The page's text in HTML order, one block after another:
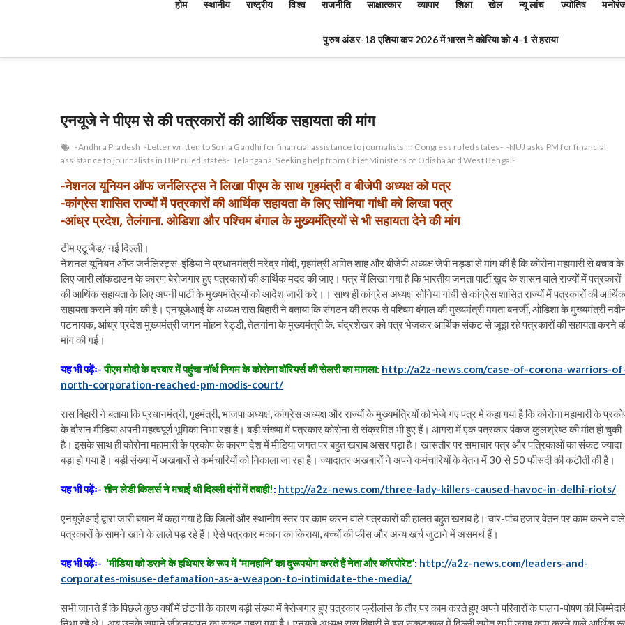
होम स्थानीय राष्ट्रीय विश्व राजनीति साक्षात्कार व्यापार शिक्षा खेल न्यू लांच ज्योतिष
पुरुष अंडर-18 एशिया कप 2026 में भारत ने कोरिया को 4-1 से हराया
एनयूजे ने पीएम से की पत्रकारों की आर्थिक सहायता की मांग
-Andhra Pradesh -Letter written to Sonia Gandhi for financial assistance to journalists in Congress ruled states- -NUJ asks PM for financial
assistance to journalists in BJP ruled states- Telangana. Seeking help from Chief Ministers of Odisha and West Bengal-
-नेशनल यूनियन ऑफ जर्नलिस्ट्स ने लिखा पीएम के साथ गृहमंत्री व बीजेपी अध्यक्ष को पत्र
-कांग्रेस शासित राज्यों में पत्रकारों की आर्थिक सहायता के लिए सोनिया गांधी को लिखा पत्र
-आंध्र प्रदेश, तेलंगाना. ओडिशा और पश्चिम बंगाल के मुख्यमंत्रियों से भी सहायता देने की मांग
टीम एटूजैड/ नई दिल्ली।
नेशनल यूनियन ऑफ जर्नलिस्ट्स-इंडिया ने प्रधानमंत्री नरेंद्र मोदी, गृहमंत्री अमित शाह और बीजेपी अध्यक्ष जेपी नड्डा से मांग की है कि कोरोना महामारी से बचाव के
लिए जारी लॉकडाउन के कारण बेरोजगार हुए पत्रकारों की आर्थिक मदद की जाए। पत्र में लिखा गया है कि भारतीय जनता पार्टी खुद के शासन वाले राज्यों में पत्रकारों
की आर्थिक सहायता के लिए अपनी पार्टी के मुख्यमंत्रियों को आदेश जारी करे।। साथ ही कांग्रेस अध्यक्ष सोनिया गांधी से कांग्रेस शासित राज्यों में पत्रकारों की आर्थिक
सहायता कराने की मांग की है। एनयूजेआई के अध्यक्ष रास बिहारी ने बताया कि संगठन की तरफ से पश्चिम बंगाल की मुख्यमंत्री ममता बनर्जी, ओडिशा के मुख्यमंत्री
पटनायक, आंध्र प्रदेश मुख्यमंत्री जगन मोहन रेड्डी, तेलगांना के मुख्यमंत्री के. चंद्रशेखर को पत्र भेजकर आर्थिक संकट से जूझ रहे पत्रकारों की सहायता करने
मांग की गई।
यह भी पढ़ेंः-पीएम मोदी के दरबार में पहुंचा नॉर्थ निगम के कोरोना वॉरियर्स की सेलरी का मामला: http://a2z-news.com/case-of-corona-warriors-
north-corporation-reached-pm-modis-court/
रास बिहारी ने बताया कि प्रधानमंत्री, गृहमंत्री, भाजपा अध्यक्ष, कांग्रेस अध्यक्ष और राज्यों के मुख्यमंत्रियों को भेजे गए पत्र मे कहा गया है कि कोरोना महामारी के
के दौरान मीडिया अपनी महत्वपूर्ण भूमिका निभा रहा है। बड़ी संख्या में पत्रकार कोरोना से संक्रमित भी हुए हैं। आगरा में एक पत्रकार पंकज कुलश्रेष्ठ की मौत हो चुकी
है। इसके साथ ही कोरोना महामारी के प्रकोप के कारण देश में मीडिया जगत पर बहुत खराब असर पड़ा है। खासतौर पर समाचार पत्र और पत्रिकाओं का संकट ज्यादा
बड़ा हो गया है। बड़ी संख्या में अखबारों से कर्मचारियों को निकाला जा रहा है। ज्यादातर अखबारों ने अपने कर्मचारियों के वेतन में 30 से 50 फीसदी की कटौती की है।
यह भी पढ़ेंः-तीन लेडी किलर्स ने मचाई थी दिल्ली दंगों में तबाही!: http://a2z-news.com/three-lady-killers-caused-havoc-in-delhi-riots/
एनयूजेआई द्वारा जारी बयान में कहा गया है कि जिलों और स्थानीय स्तर पर काम करन वाले पत्रकारों की हालत बहुत खराब है। चार-पांच हजार वेतन पर काम करने वाले
पत्रकारों के सामने खाने के लाले पड़ रहे हैं। ऐसे पत्रकार मकान का किराया, बच्चों की फीस और अन्य खर्च जुटाने में असमर्थ हैं।
यह भी पढ़ेंः- ‘मीडिया को डराने के हथियार के रूप में ‘मानहानि’ का दुरूपयोग करते हैं नेता और कॉरपोरेट’: http://a2z-news.com/leaders-and-
corporates-misuse-defamation-as-a-weapon-to-intimidate-the-media/
सभी जानते हैं कि पिछले कुछ वर्षों में छंटनी के कारण बड़ी संख्या में बेरोजगार हुए पत्रकार फ्रीलांस के तौर पर काम करते हुए अपने परिवारों के पालन-पोषण की